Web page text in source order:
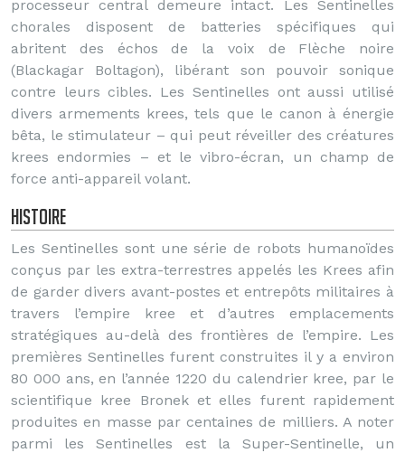
processeur central demeure intact. Les Sentinelles
chorales disposent de batteries spécifiques qui
abritent des échos de la voix de Flèche noire
(Blackagar Boltagon), libérant son pouvoir sonique
contre leurs cibles. Les Sentinelles ont aussi utilisé
divers armements krees, tels que le canon à énergie
bêta, le stimulateur – qui peut réveiller des créatures
krees endormies – et le vibro-écran, un champ de
force anti-appareil volant.
Histoire
Les Sentinelles sont une série de robots humanoïdes
conçus par les extra-terrestres appelés les Krees afin
de garder divers avant-postes et entrepôts militaires à
travers l’empire kree et d’autres emplacements
stratégiques au-delà des frontières de l’empire. Les
premières Sentinelles furent construites il y a environ
80 000 ans, en l’année 1220 du calendrier kree, par le
scientifique kree Bronek et elles furent rapidement
produites en masse par centaines de milliers. A noter
parmi les Sentinelles est la Super-Sentinelle, un